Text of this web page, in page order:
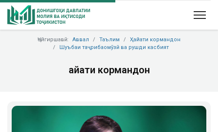
Ҷойгиршавӣ: Аввал Таълим
Ҳайати кормандон
Шуъбаи таҷрибаомӯзӣ ва рушди касбият
Ҳайати кормандон